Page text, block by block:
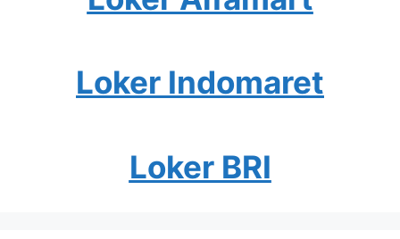
Loker Indomaret
Loker BRI